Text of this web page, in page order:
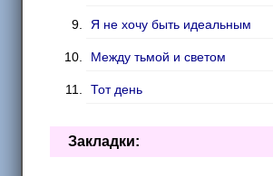
Я не хочу быть идеальным
Между тьмой и светом
Тот день
Счастливая «Звезда»
Закладки: